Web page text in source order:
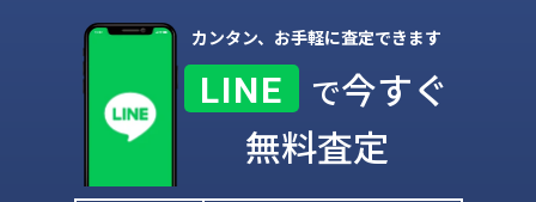
カンタン、お手軽に査定できます
LINE で今すぐ
無料査定